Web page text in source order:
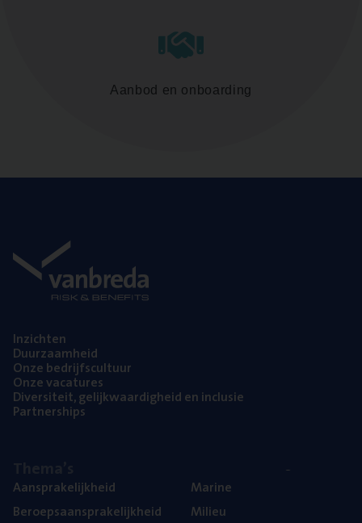
Aanbod en onboarding
Inzich­ten
Duur­zaam­heid
Onze bedrijfs­cul­tuur
Onze vaca­tu­res
Diver­si­teit, gelijk­waar­dig­heid en inclusie
Part­ner­ships
Aan­spra­ke­lijk­heid
Beroeps­aan­spra­ke­lijk­heid
Mari­ne
Mili­eu